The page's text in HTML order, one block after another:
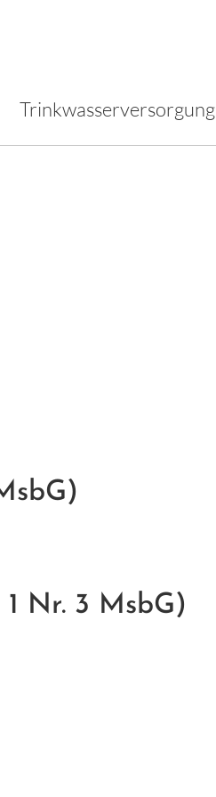
Trinkwasserversorgung
Nr. 3 MsbG)